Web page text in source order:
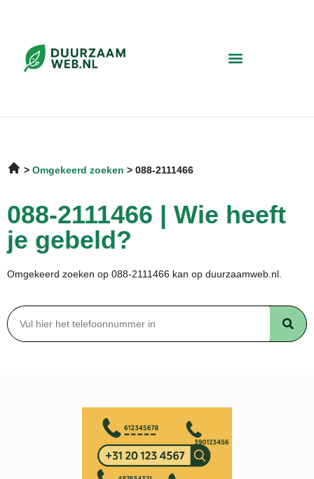
Omgekeerd zoeken 088-2111466
088-2111466 | Wie heeft
je gebeld?
Omgekeerd zoeken op 088-2111466 kan op duurzaamweb.nl.